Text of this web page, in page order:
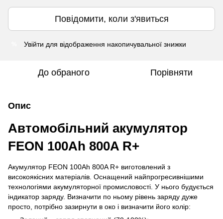
Повідомити, коли з'явиться
Увійти для відображення накопичувальної знижки
До обраного Порівняти
Опис
Автомобільний акумулятор
FEON 100Ah 800A R+
Акумулятор FEON 100Ah 800A R+ виготовлений з
високоякісних матеріалів. Оснащений найпрогресивнішими
технологіями акумуляторної промисловості. У нього будується
індикатор заряду. Визначити по ньому рівень заряду дуже
просто, потрібно зазирнути в око і визначити його колір: